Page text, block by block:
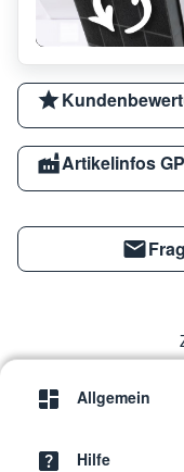
Artikelinfos
Allgemein
Hilfe